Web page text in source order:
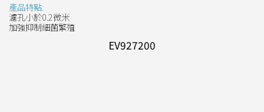
產品特點:
濾孔小於0.2微米
加強抑制細菌繁殖
EV927200